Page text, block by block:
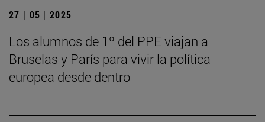
27 | 05 | 2025
Los alumnos de 1º del PPE viajan a
Bruselas y París para vivir la política
europea desde dentro